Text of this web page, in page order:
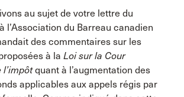
au sujet de votre lettre du
l’Association du Barreau canadien
des commentaires sur les
à la Loi sur la Cour
quant à l’augmentation des
applicables aux appels régis par